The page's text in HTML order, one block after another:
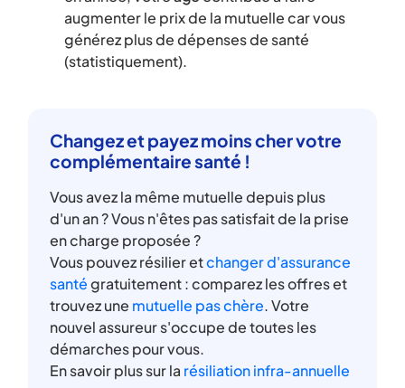
augmenter le prix de la mutuelle car vous
générez plus de dépenses de santé
(statistiquement).
Changez et payez moins cher votre
complémentaire santé !
Vous avez la même mutuelle depuis plus
d'un an ? Vous n'êtes pas satisfait de la prise
en charge proposée ?
Vous pouvez résilier etchanger d'assurance
santégratuitement : comparez les offres et
trouvez une mutuelle pas chère. Votre
nouvel assureur s'occupe de toutes les
démarches pour vous.
En savoir plus sur la résiliation infra-annuelle